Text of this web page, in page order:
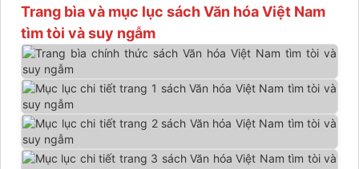
Trang bìa và mục lục sách Văn hóa Việt Nam
tìm tòi và suy ngẫm